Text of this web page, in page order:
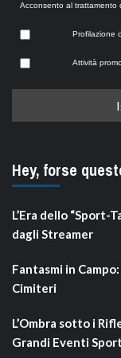
Acconsento al trattamento
Profilazione
Attività
Hey, forse
L’Era dello “Sport-
dagli Streamer
Fantasmi in
Cimiteri
L’Ombra sotto i
Grandi Eventi